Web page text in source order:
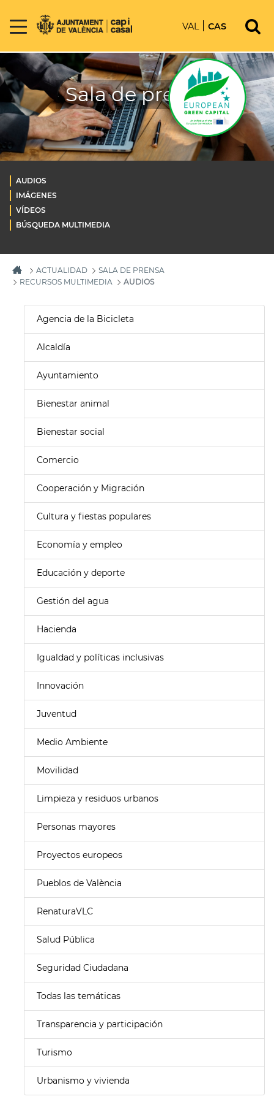
VAL CAS
Sala de prensa
AUDIOS
IMÁGENES
VÍDEOS
BÚSQUEDA MULTIMEDIA
ACTUALIDAD
SALA DE PRENSA
RECURSOS MULTIMEDIA
AUDIOS
Agencia de la Bicicleta
Alcaldía
Ayuntamiento
Bienestar animal
Bienestar social
Comercio
Cooperación y Migración
Cultura y fiestas populares
Economía y empleo
Educación y deporte
Gestión del agua
Hacienda
Igualdad y políticas inclusivas
Innovación
Juventud
Medio Ambiente
Movilidad
Limpieza y residuos urbanos
Personas mayores
Proyectos europeos
Pueblos de València
RenaturaVLC
Salud Pública
Seguridad Ciudadana
Todas las temáticas
Transparencia y participación
Turismo
Urbanismo y vivienda